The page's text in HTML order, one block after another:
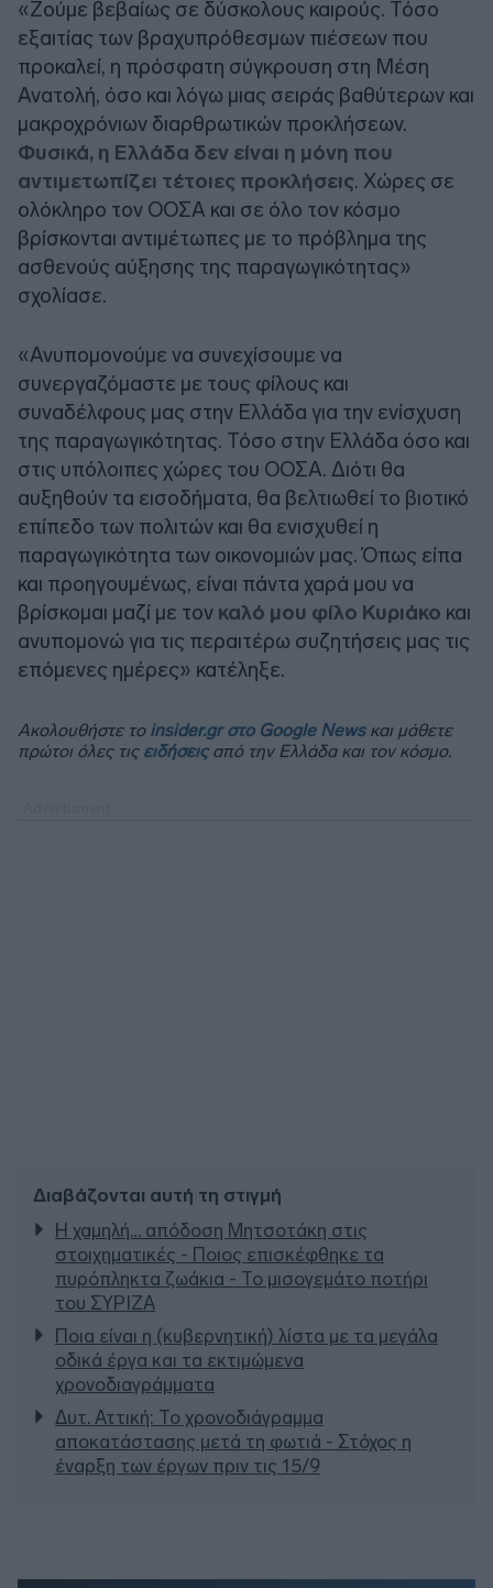
«Ζούμε βεβαίως σε δύσκολους καιρούς. Τόσο
εξαιτίας των βραχυπρόθεσμων πιέσεων που
προκαλεί, η πρόσφατη σύγκρουση στη Μέση
Ανατολή, όσο και λόγω μιας σειράς βαθύτερων και
μακροχρόνιων διαρθρωτικών προκλήσεων.
Φυσικά, η Ελλάδα δεν είναι η μόνη που
αντιμετωπίζει τέτοιες προκλήσεις. Χώρες σε
ολόκληρο τον ΟΟΣΑ και σε όλο τον κόσμο
βρίσκονται αντιμέτωπες με το πρόβλημα της
ασθενούς αύξησης της παραγωγικότητας»
σχολίασε.
«Ανυπομονούμε να συνεχίσουμε να
συνεργαζόμαστε με τους φίλους και
συναδέλφους μας στην Ελλάδα για την ενίσχυση
της παραγωγικότητας. Τόσο στην Ελλάδα όσο και
στις υπόλοιπες χώρες του ΟΟΣΑ. Διότι θα
αυξηθούν τα εισοδήματα, θα βελτιωθεί το βιοτικό
επίπεδο των πολιτών και θα ενισχυθεί η
παραγωγικότητα των οικονομιών μας. Όπως είπα
και προηγουμένως, είναι πάντα χαρά μου να
βρίσκομαι μαζί με τον καλό μου φίλο Κυριάκο και
ανυπομονώ για τις περαιτέρω συζητήσεις μας τις
επόμενες ημέρες» κατέληξε.
Ακολουθήστε το insider.gr στο Google Newsκαι μάθετε
πρώτοι όλες τις ειδήσειςαπό την Ελλάδα και τον κόσμο.
Διαβάζονται αυτή τη στιγμή
Η χαμηλή… απόδοση Μητσοτάκη στις
στοιχηματικές - Ποιος επισκέφθηκε τα
πυρόπληκτα ζωάκια - Το μισογεμάτο ποτήρι
του ΣΥΡΙΖΑ
Ποια είναι η (κυβερνητική) λίστα με τα μεγάλα
οδικά έργα και τα εκτιμώμενα
χρονοδιαγράμματα
Δυτ. Αττική: Το χρονοδιάγραμμα
αποκατάστασης μετά τη φωτιά - Στόχος η
έναρξη των έργων πριν τις 15/9